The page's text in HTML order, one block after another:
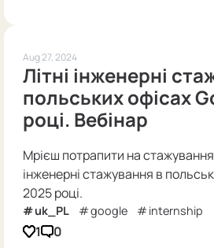
Aug 27, 2024
Літні інженерні
польських офісах
році. Вебінар
Мрієш потрапити на стажування
інженерні стажування в
2025 році.
uk_PL google internship
1 0